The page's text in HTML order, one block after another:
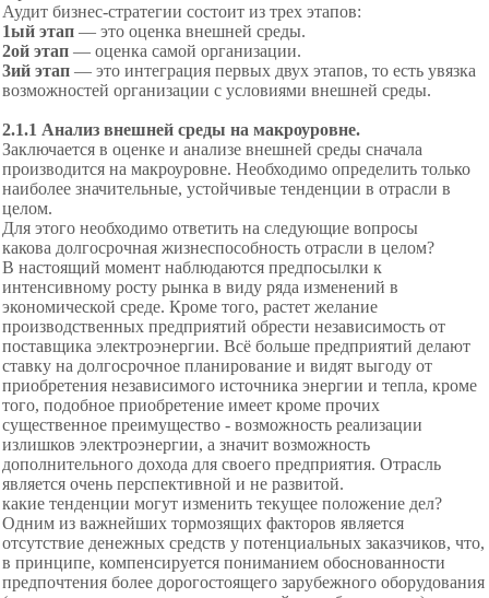
Аудит бизнес-стратегии состоит из трех этапов:
1ый этап — это оценка внешней среды.
2ой этап — оценка самой организации.
3ий этап — это интеграция первых двух этапов, то есть увязка
возможностей организации с условиями внешней среды.
2.1.1 Анализ внешней среды на макроуровне.
Заключается в оценке и анализе внешней среды сначала
производится на макроуровне. Необходимо определить только
наиболее значительные, устойчивые тенденции в отрасли в
целом.
Для этого необходимо ответить на следующие вопросы
какова долгосрочная жизнеспособность отрасли в целом?
В настоящий момент наблюдаются предпосылки к
интенсивному росту рынка в виду ряда изменений в
экономической среде. Кроме того, растет желание
производственных предприятий обрести независимость от
поставщика электроэнергии. Всё больше предприятий делают
ставку на долгосрочное планирование и видят выгоду от
приобретения независимого источника энергии и тепла, кроме
того, подобное приобретение имеет кроме прочих
существенное преимущество - возможность реализации
излишков электроэнергии, а значит возможность
дополнительного дохода для своего предприятия. Отрасль
является очень перспективной и не развитой.
какие тенденции могут изменить текущее положение дел?
Одним из важнейших тормозящих факторов является
отсутствие денежных средств у потенциальных заказчиков, что,
в принципе, компенсируется пониманием обоснованности
предпочтения более дорогостоящего зарубежного оборудования